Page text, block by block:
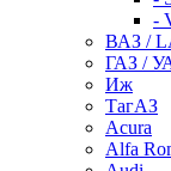
-
ВАЗ /
ГАЗ /
Иж
ТагАЗ
Acura
Alfa